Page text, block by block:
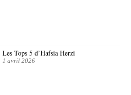
Les Tops 5 d’Hafsia Herzi
1 avril 2026